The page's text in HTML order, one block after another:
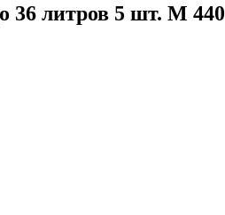
36 литров 5 шт. M 440